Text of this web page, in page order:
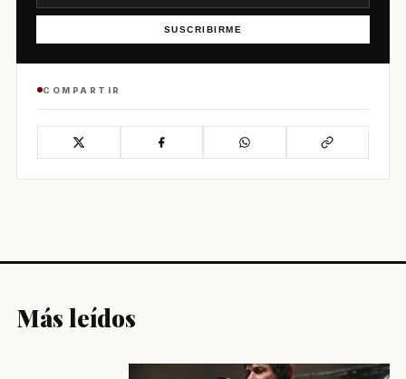
SUSCRIBIRME
COMPARTIR
Más leídos